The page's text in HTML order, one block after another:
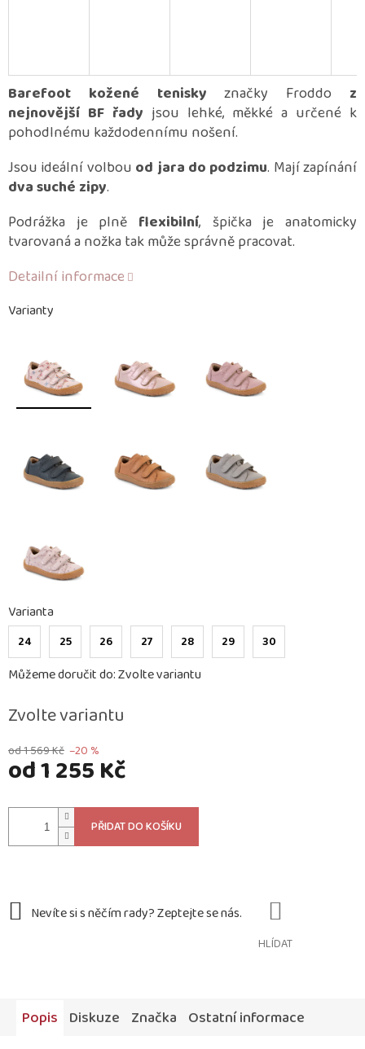
od 1 569 Kč –20 %
od1 255 Kč
cena:
Zvolte variantu
Varianty
Varianta
24 25 26 27 28 29 30
Můžeme doručit do:Zvolte variantu
PŘIDAT DO KOŠÍKU
Barefoot kožené tenisky značky Froddo z
nejnovější BF řady jsou lehké, měkké a určené k
pohodlnému každodennímu nošení.
Jsou ideální volbou od jara do podzimu. Mají zapínání
dva suché zipy.
Podrážka je plně flexibilní, špička je anatomicky
tvarovaná a nožka tak může správně pracovat.
Detailní informace
HLÍDAT
Popis Diskuze Značka Ostatní informace